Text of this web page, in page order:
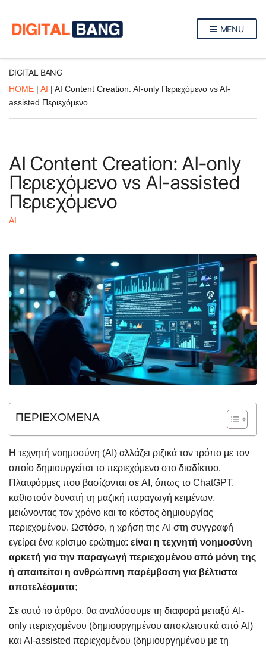
MENU
DIGITAL BANG
HOME | AI | AI Content Creation: AI-only Περιεχόμενο vs AI-
assisted Περιεχόμενο
AI Content Creation: AI-only
Περιεχόμενο vs AI-assisted
Περιεχόμενο
AI
ΠΕΡΙΕΧΟΜΕΝΑ
Η τεχνητή νοημοσύνη (AI) αλλάζει ριζικά τον τρόπο με τον
οποίο δημιουργείται το περιεχόμενο στο διαδίκτυο.
Πλατφόρμες που βασίζονται σε AI, όπως το ChatGPT,
καθιστούν δυνατή τη μαζική παραγωγή κειμένων,
μειώνοντας τον χρόνο και το κόστος δημιουργίας
περιεχομένου. Ωστόσο, η χρήση της AI στη συγγραφή
εγείρει ένα κρίσιμο ερώτημα: είναι η τεχνητή νοημοσύνη
αρκετή για την παραγωγή περιεχομένου από μόνη της
ή απαιτείται η ανθρώπινη παρέμβαση για βέλτιστα
αποτελέσματα;
Σε αυτό το άρθρο, θα αναλύσουμε τη διαφορά μεταξύ AI-
only περιεχομένου (δημιουργημένου αποκλειστικά από AI)
και AI-assisted περιεχομένου (δημιουργημένου με τη